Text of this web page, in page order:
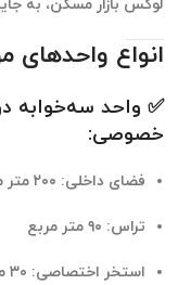
لوکس بازار مسکن، به
انواع واحدهای
✅ واحد سه‌خوابه
خصوصی:
فضای داخلی: ۲۰۰ متر مربع
تراس: ۹۰ متر مربع
استخر اختصاصی: ۳۰ متر مربع